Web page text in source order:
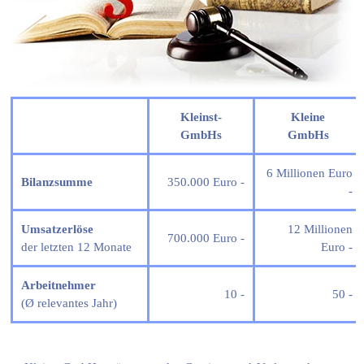
Kleinst-
GmbHs
Kleine
GmbHs
Bilanzsumme 350.000 Euro -
6 Millionen Euro
-
Umsatzerlöse
der letzten 12 Monate
700.000 Euro -
12 Millionen
Euro -
Arbeitnehmer
(Ø relevantes Jahr)
10 - 50 -